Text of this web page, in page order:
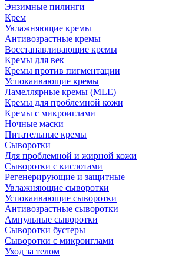
Энзимные пилинги
Крем
Увлажняющие кремы
Антивозрастные кремы
Восстанавливающие кремы
Кремы для век
Кремы против пигментации
Успокаивающие кремы
Ламеллярные кремы (MLE)
Кремы для проблемной кожи
Кремы с микроиглами
Ночные маски
Питательные кремы
Сыворотки
Для проблемной и жирной кожи
Сыворотки с кислотами
Регенерирующие и защитные
Увлажняющие сыворотки
Успокаивающие сыворотки
Антивозрастные сыворотки
Ампульные сыворотки
Сыворотки бустеры
Сыворотки с микроиглами
Уход за телом